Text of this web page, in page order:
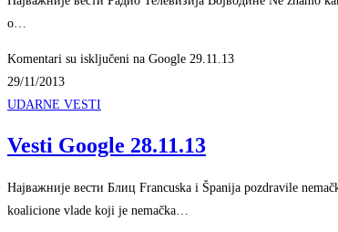
o…
Komentari su isključeni na Google 29.11.13
29/11/2013
UDARNE VESTI
Vesti Google 28.11.13
Најважније вести Блиц Francuska i Španija pozdravile
koalicione vlade koji je nemačka…